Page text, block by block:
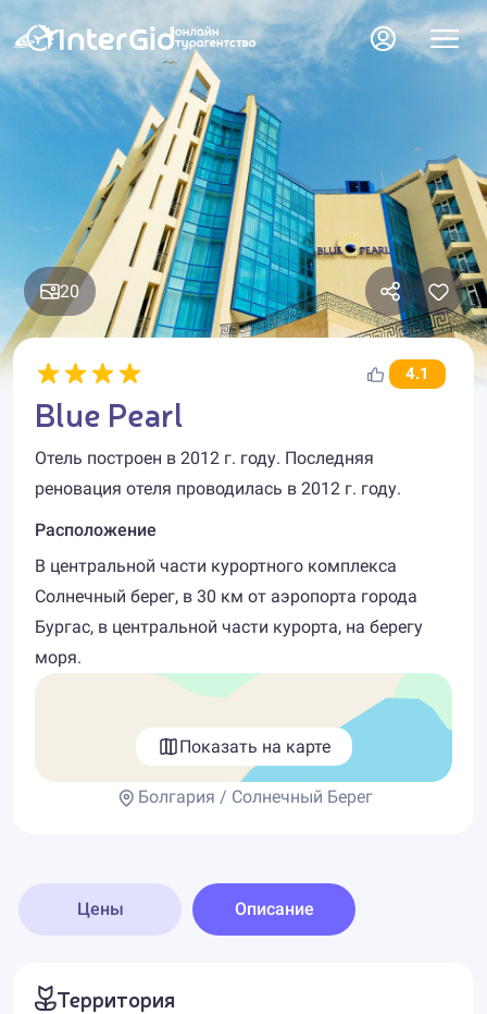
20
4.1
Blue Pearl
Отель построен в 2012 г. году. Последняя
реновация отеля проводилась в 2012 г. году.
Расположение
В центральной части курортного комплекса
Солнечный берег, в 30 км от аэропорта города
Бургас, в центральной части курорта, на берегу
моря.
Показать на карте
Болгария / Солнечный Берег
Цены Описание
Территория